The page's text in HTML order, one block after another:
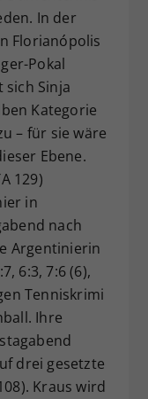
In der
Florianópolis
Pokal
Sinja
Kategorie
– für sie wäre
Ebene.
129)
in
nach
Argentinierin
6:3, 7:6 (6),
Tenniskrimi
Ihre
drei gesetzte
Kraus wird
Ihre Consent-
eine
für die
Ihrer
falls der
dies eingestellt